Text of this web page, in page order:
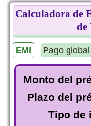
Calculadora de
de
EMI Pago global
Monto del
Plazo del
Tipo de